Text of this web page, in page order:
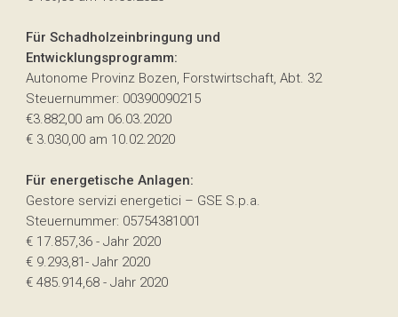
Für Schadholzeinbringung und
Entwicklungsprogramm:
Autonome Provinz Bozen, Forstwirtschaft, Abt. 32
Steuernummer: 00390090215
€3.882,00 am 06.03.2020
€ 3.030,00 am 10.02.2020
Für energetische Anlagen:
Gestore servizi energetici – GSE S.p.a.
Steuernummer: 05754381001
€ 17.857,36 - Jahr 2020
€ 9.293,81- Jahr 2020
€ 485.914,68 - Jahr 2020